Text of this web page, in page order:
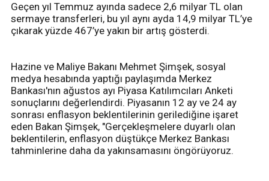
Geçen yıl Temmuz ayında sadece 2,6 milyar TL olan
sermaye transferleri, bu yıl aynı ayda 14,9 milyar TL’ye
çıkarak yüzde 467’ye yakın bir artış gösterdi.
Hazine ve Maliye Bakanı Mehmet Şimşek, sosyal
medya hesabında yaptığı paylaşımda Merkez
Bankası'nın ağustos ayı Piyasa Katılımcıları Anketi
sonuçlarını değerlendirdi. Piyasanın 12 ay ve 24 ay
sonrası enflasyon beklentilerinin gerilediğine işaret
eden Bakan Şimşek, "Gerçekleşmelere duyarlı olan
beklentilerin, enflasyon düştükçe Merkez Bankası
tahminlerine daha da yakınsamasını öngörüyoruz.